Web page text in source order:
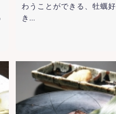
わうことができる、牡蠣好
き…